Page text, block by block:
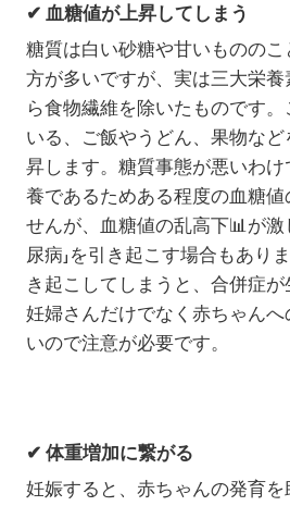
✔ 血糖値が上昇してしまう
糖質は白い砂糖や甘いものの
方が多いですが、実は三大栄
ら食物繊維を除いたものです
いる、ご飯やうどん、果物な
昇します。糖質事態が悪いわ
養であるためある程度の血糖値
せんが、血糖値の乱高下📊が激
尿病」を引き起こす場合もあり
き起こしてしまうと、合併症が
妊婦さんだけでなく赤ちゃん
いので注意が必要です。
✔ 体重増加に繋がる
妊娠すると、赤ちゃんの発育を